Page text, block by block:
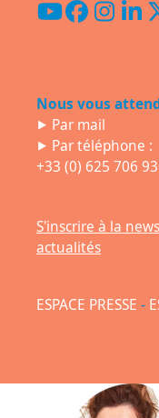
YouTube
Nous vous
⯈ Par mail
⯈ Par téléphone :
+33 (0) 625 706
S'inscrire à la
actualités
ESPACE PRESSE -